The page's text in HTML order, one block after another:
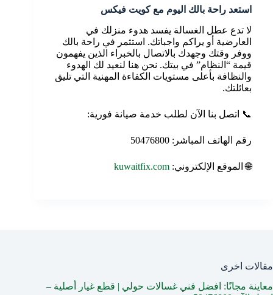
استعد راحة بالك اليوم مع كويت فيكس
لا تدع عطل الغسالة يفسد هدوء منزلك في
العارضية أو يراكم واجباتك. استثمر في راحة بالك
ووفر وقتك وجهدك بالاتصال بالخبراء الذين يفهمون
قيمة “النظام” في بيتك. نحن هنا لنعيد لك الهدوء
والنظافة بأعلى مستويات الكفاءة المهنية التي تليق
بعائلتك.
📞 اتصل بنا الآن لطلب خدمة صيانة فورية:
رقم الهاتف المباشر: 50476800
🌐 الموقع الإلكتروني: kuwaitfix.com
مقالات اخرى
معاينة مجانًا: افضل فني غسالات حولي | قطع غيار أصلية –